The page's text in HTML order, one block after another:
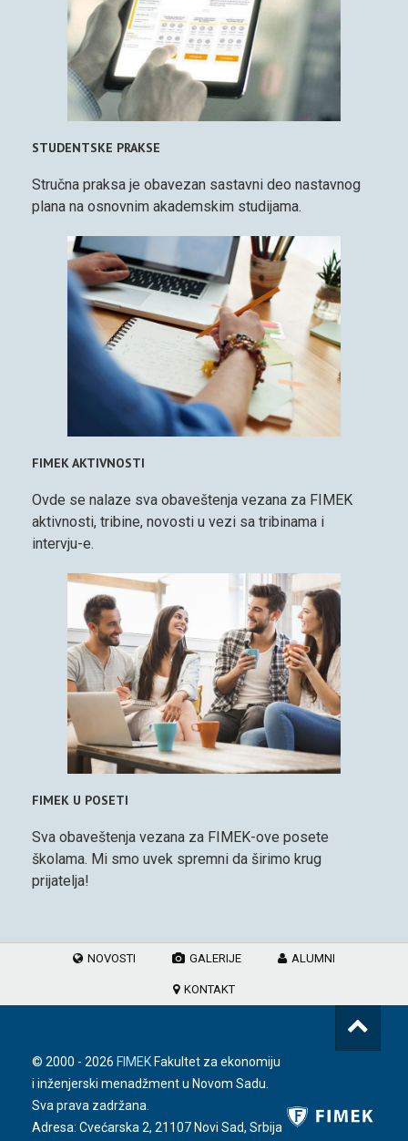
STUDENTSKE PRAKSE
Stručna praksa je obavezan sastavni deo nastavnog
plana na osnovnim akademskim studijama.
FIMEK AKTIVNOSTI
Ovde se nalaze sva obaveštenja vezana za FIMEK
aktivnosti, tribine, novosti u vezi sa tribinama i
intervju-e.
FIMEK U POSETI
Sva obaveštenja vezana za FIMEK-ove posete
školama. Mi smo uvek spremni da širimo krug
prijatelja!
NOVOSTI GALERIJE ALUMNI
KONTAKT
© 2000 - 2026 FIMEK Fakultet za ekonomiju
i inženjerski menadžment u Novom Sadu.
Sva prava zadržana.
Adresa: Cvećarska 2, 21107 Novi Sad, Srbija